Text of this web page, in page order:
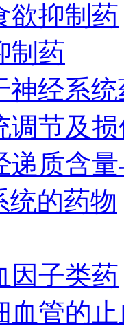
欲抑制药
制药
神经系统
调节及
递质含
统的药物
因子类药
血管的